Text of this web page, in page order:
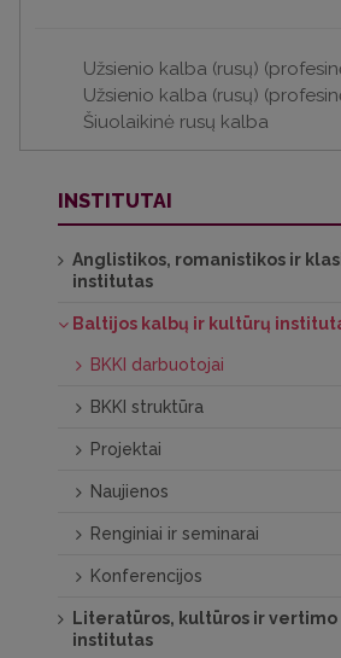
Užsienio kalba (rusų)
Užsienio kalba (rusų)
Šiuolaikinė rusų kalba
INSTITUTAI
Anglistikos, romanistikos ir
institutas
Baltijos kalbų ir kultūrų
BKKI darbuotojai
BKKI struktūra
Projektai
Naujienos
Renginiai ir seminarai
Konferencijos
Literatūros, kultūros ir
institutas